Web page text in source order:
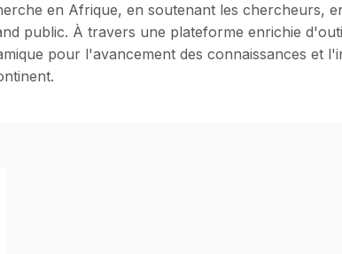
en Afrique, en soutenant les chercheurs,
public. À travers une plateforme enrichie
pour l'avancement des connaissances et